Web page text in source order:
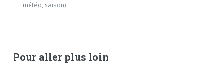
météo, saison)
Pour aller plus loin